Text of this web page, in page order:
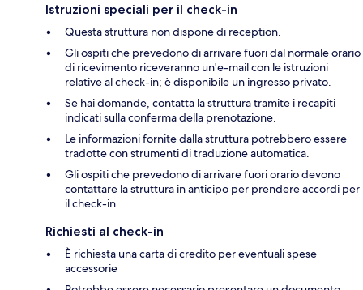
Istruzioni speciali per il check-in
Questa struttura non dispone di reception.
Gli ospiti che prevedono di arrivare fuori dal normale orario
di ricevimento riceveranno un'e-mail con le istruzioni
relative al check-in; è disponibile un ingresso privato.
Se hai domande, contatta la struttura tramite i recapiti
indicati sulla conferma della prenotazione.
Le informazioni fornite dalla struttura potrebbero essere
tradotte con strumenti di traduzione automatica.
Gli ospiti che prevedono di arrivare fuori orario devono
contattare la struttura in anticipo per prendere accordi per
il check-in.
Richiesti al check-in
È richiesta una carta di credito per eventuali spese
accessorie